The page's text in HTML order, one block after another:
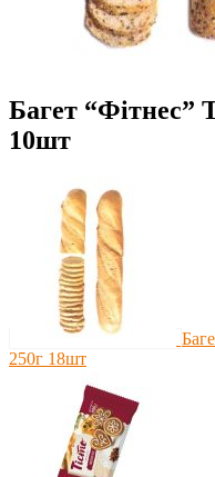
Багет
10шт
250г 18шт